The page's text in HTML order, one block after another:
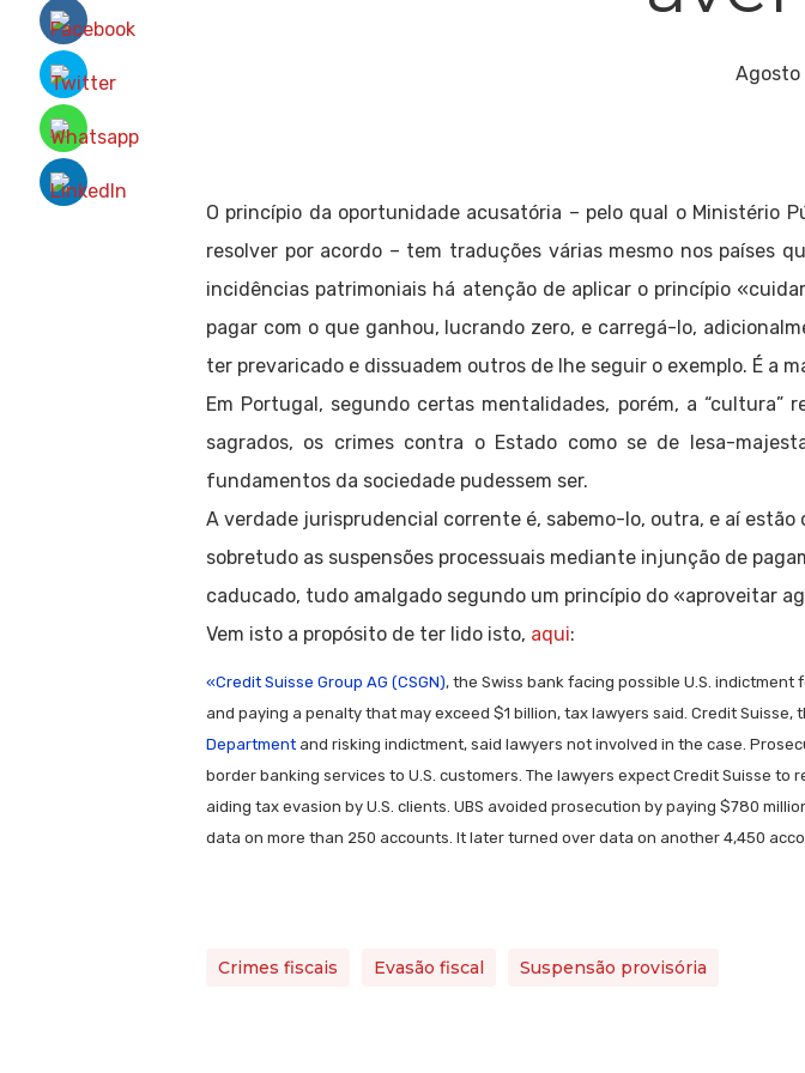
Agosto
O princípio da oportunidade acusatória – pelo qual o Ministério
resolver por acordo – tem traduções várias mesmo nos países
incidências patrimoniais há atenção de aplicar o princípio
pagar com o que ganhou, lucrando zero, e carregá-lo,
ter prevaricado e dissuadem outros de lhe seguir o exemplo. É a
Em Portugal, segundo certas mentalidades, porém, a
sagrados, os crimes contra o Estado como se de lesa-
fundamentos da sociedade pudessem ser.
A verdade jurisprudencial corrente é, sabemo-lo, outra, e aí
sobretudo as suspensões processuais mediante injunção de
caducado, tudo amalgado segundo um princípio do «aproveitar
Vem isto a propósito de ter lido isto, aqui:
«Credit Suisse Group AG (CSGN), the Swiss bank facing possible U.S.
and paying a penalty that may exceed $1 billion, tax lawyers said. Credit
Department and risking indictment, said lawyers not involved in the case.
border banking services to U.S. customers. The lawyers expect Credit Suisse to
aiding tax evasion by U.S. clients. UBS avoided prosecution by paying $780
data on more than 250 accounts. It later turned over data on another 4,450
Crimes fiscais Evasão fiscal Suspensão provisória